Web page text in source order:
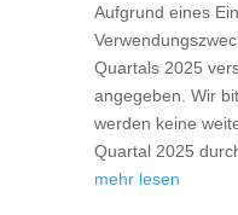
Aufgrund eines
Quartals 2025
angegeben. Wir
werden keine
Quartal 2025
mehr lesen